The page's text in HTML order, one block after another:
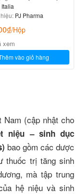
Italia
PJ Pharma
₫/Hộp
xem
vào giỏ hàng
Nam (cập nhật cho
niệu – sinh dục
) bao gồm các dược
thuốc trị tăng sinh
mà tập trung
hệ niệu và sinh